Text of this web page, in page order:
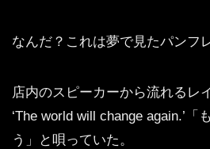
なんだ？これは夢で見たパンフ
店内のスピーカーから流れるレ
‘The world will change again.’「
う」と唄っていた。